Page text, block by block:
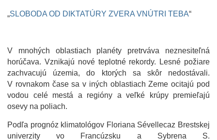
„SLOBODA OD DIKTATÚRY ZVERA VNÚTRI TEBA“
V mnohých oblastiach planéty pretrváva neznesiteľná
horúčava. Vznikajú nové teplotné rekordy. Lesné požiare
zachvacujú územia, do ktorých sa skôr nedostávali.
V rovnakom čase sa v iných oblastiach Zeme ocitajú pod
vodou celé mestá a regióny a veľké krúpy premieľajú
osevy na poliach.
Podľa prognóz klimatológov Floriana Sévellecaz Brestskej
univerzity vo Francúzsku a Sybrena S.